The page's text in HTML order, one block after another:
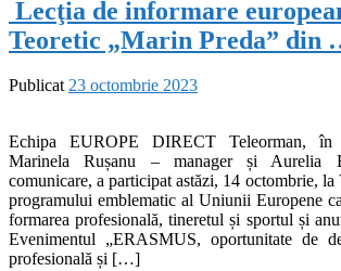
Lecţia de informare
Teoretic „Marin Preda” din
Publicat23 octombrie 2023
Echipa EUROPE DIRECT Teleorman, în
Marinela Rușanu – manager și Aurelia
comunicare, a participat astăzi, 14 octombrie, la
programului emblematic al Uniunii Europene
formarea profesională, tineretul și sportul și
Evenimentul „ERASMUS, oportunitate de
profesională și […]